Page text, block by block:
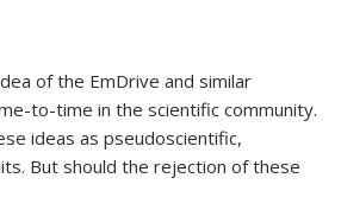
of the EmDrive and similar
to-time in the scientific community.
ideas as pseudoscientific,
But should the rejection of these